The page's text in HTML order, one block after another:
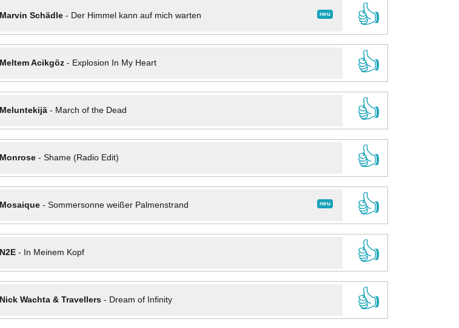
neu
Marvin Schädle- Der Himmel kann auf mich warten
👍
Meltem Acikgöz- Explosion In My Heart
👍
Meluntekijä- March of the Dead
👍
Monrose- Shame (Radio Edit)
👍
neu
Mosaique- Sommersonne weißer Palmenstrand
👍
N2E- In Meinem Kopf
👍
Nick Wachta & Travellers- Dream of Infinity
👍